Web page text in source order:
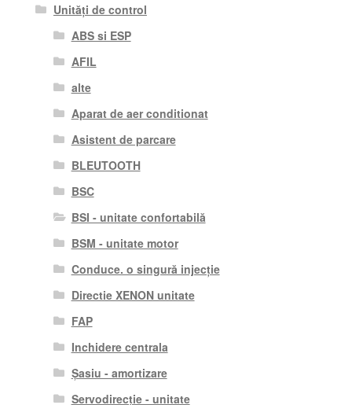
Unități de control
ABS si ESP
AFIL
alte
Aparat de aer conditionat
Asistent de parcare
BLEUTOOTH
BSC
BSI - unitate confortabilă
BSM - unitate motor
Conduce. o singură injecție
Directie XENON unitate
FAP
Inchidere centrala
Șasiu - amortizare
Servodirecție - unitate